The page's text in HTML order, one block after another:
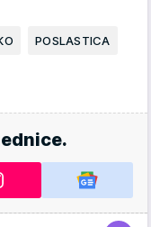
POSLASTICA